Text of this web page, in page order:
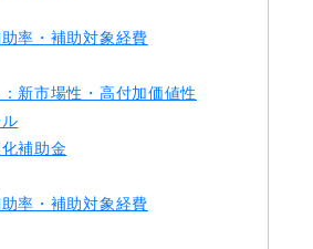
率・補助対象経費
新市場性・高付加価値性
補助金
率・補助対象経費